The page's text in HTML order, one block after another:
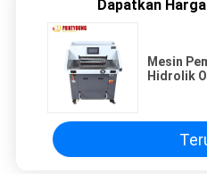
Dapatkan
Mesin
Hidrolik